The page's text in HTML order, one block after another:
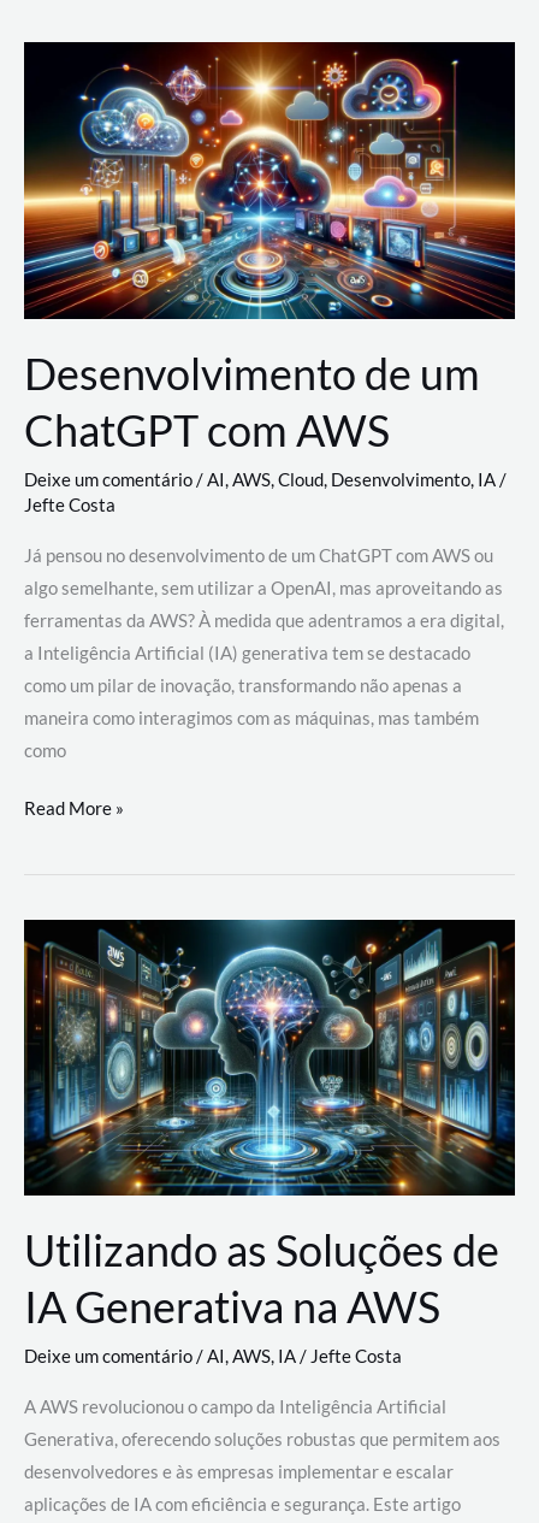
Nuvem:
Google
Cloud,
AWS
e
Azure
Desenvolvimento de um
ChatGPT com AWS
Deixe um comentário/AI,AWS,Cloud, Desenvolvimento, IA/
Jefte Costa
Já pensou no desenvolvimento de um ChatGPT com AWS ou
algo semelhante, sem utilizar a OpenAI, mas aproveitando as
ferramentas da AWS? À medida que adentramos a era digital,
a Inteligência Artificial (IA) generativa tem se destacado
como um pilar de inovação, transformando não apenas a
maneira como interagimos com as máquinas, mas também
como
Desenvolvimento
um
com
AWS
Read More »
Utilizando as Soluções de
IA Generativa na AWS
Deixe um comentário/AI,AWS, IA/Jefte Costa
A AWS revolucionou o campo da Inteligência Artificial
Generativa, oferecendo soluções robustas que permitem aos
desenvolvedores e às empresas implementar e escalar
aplicações de IA com eficiência e segurança. Este artigo